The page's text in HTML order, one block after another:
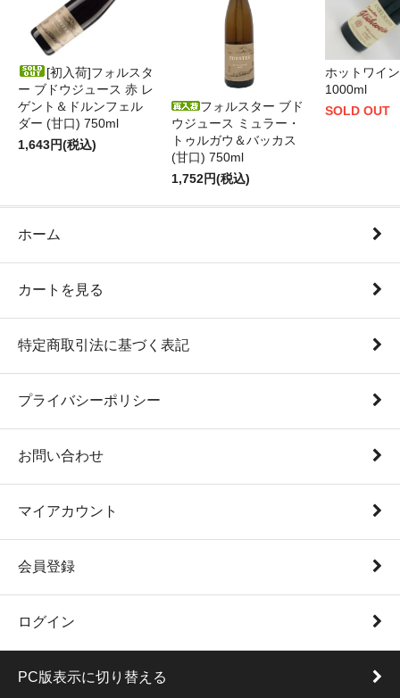
[初入荷]フォルスタ
ー ブドウジュース 赤 レ
ゲント＆ドルンフェル
ダー (甘口) 750ml
1,643円(税込)
フォルスター ブド
ウジュース ミュラー・
トゥルガウ＆バッカス
(甘口) 750ml
1,752円(税込)
ホットワイ
1000ml
SOLD OUT
ホーム
カートを見る
特定商取引法に基づく表記
プライバシーポリシー
お問い合わせ
マイアカウント
会員登録
ログイン
PC版表示に切り替える